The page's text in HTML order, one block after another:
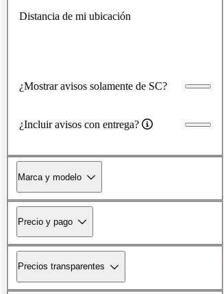
Distancia de mi ubicación
¿Mostrar avisos solamente de SC?
¿Incluir avisos con entrega?
Marca y modelo
Precio y pago
Precios transparentes